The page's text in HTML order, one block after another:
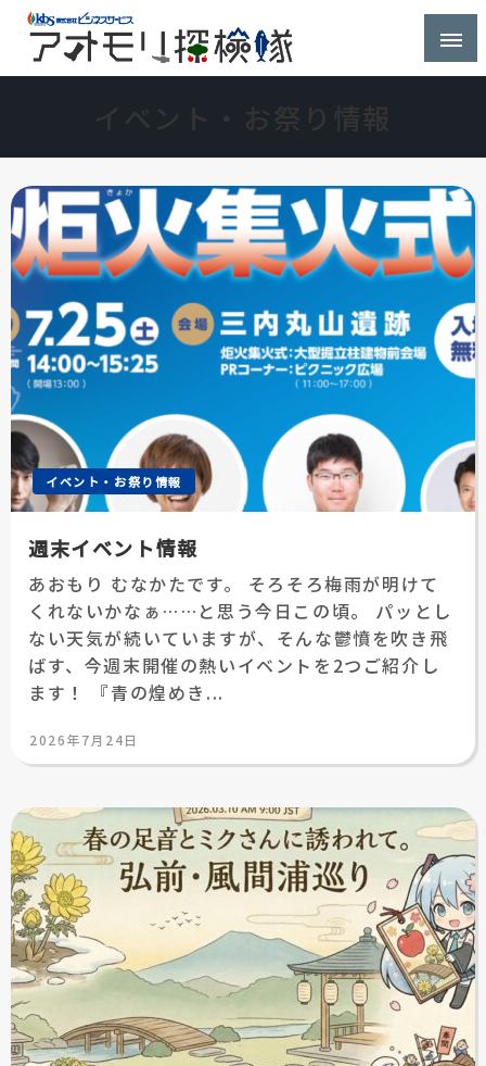
アオモリ探検隊
株式会社ビジネスサービス社員が青森県を探検するブ
イベント・お祭り情報
イベント・お祭り情報
週末イベント情報
あおもり むなかたです。 そろそろ梅雨が明けて
くれないかなぁ……と思う今日この頃。 パッとし
ない天気が続いていますが、そんな鬱憤を吹き飛
ばす、今週末開催の熱いイベントを2つご紹介し
ます！ 『青の煌めき...
投
日:
2026年7月24日